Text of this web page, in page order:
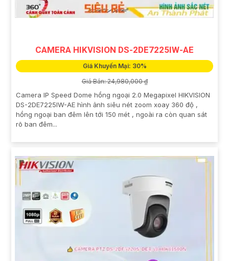
CAMERA HIKVISION DS-2DE7225IW-AE
Giá Khuyến Mại: 30%
Giá Bán: 24,980,000 ₫
Camera IP Speed Dome hồng ngoại 2.0 Megapixel HIKVISION
DS-2DE7225IW-AE hình ảnh siêu nét zoom xoay 360 độ ,
hồng ngoại ban đêm lên tới 150 mét , ngoài ra còn quan sát
rõ ban đêm...